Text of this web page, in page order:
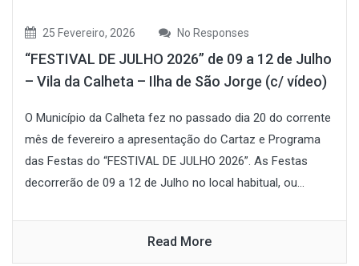
25 Fevereiro, 2026 No Responses
“FESTIVAL DE JULHO 2026” de 09 a 12 de Julho
– Vila da Calheta – Ilha de São Jorge (c/ vídeo)
O Município da Calheta fez no passado dia 20 do corrente
mês de fevereiro a apresentação do Cartaz e Programa
das Festas do “FESTIVAL DE JULHO 2026”. As Festas
decorrerão de 09 a 12 de Julho no local habitual, ou...
Read More